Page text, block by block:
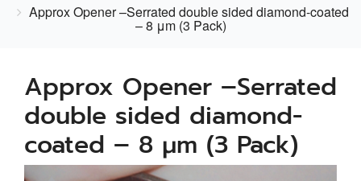
Approx Opener –Serrated double sided diamond-coated
– 8 μm (3 Pack)
Approx Opener –Serrated
double sided diamond-
coated – 8 μm (3 Pack)